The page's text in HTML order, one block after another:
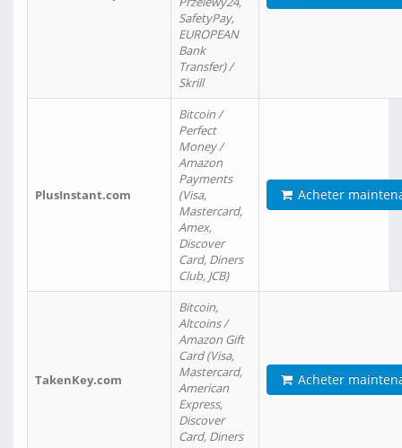
SafetyPay,
EUROPEAN
Bank
Transfer) /
Skrill
PlusInstant.com
Bitcoin /
Perfect
Money /
Amazon
Payments
(Visa,
Mastercard,
Amex,
Discover
Card, Diners
Club, JCB)
Acheter
TakenKey.com
Bitcoin,
Altcoins /
Amazon Gift
Card (Visa,
Mastercard,
American
Express,
Discover
Card, Diners
Acheter